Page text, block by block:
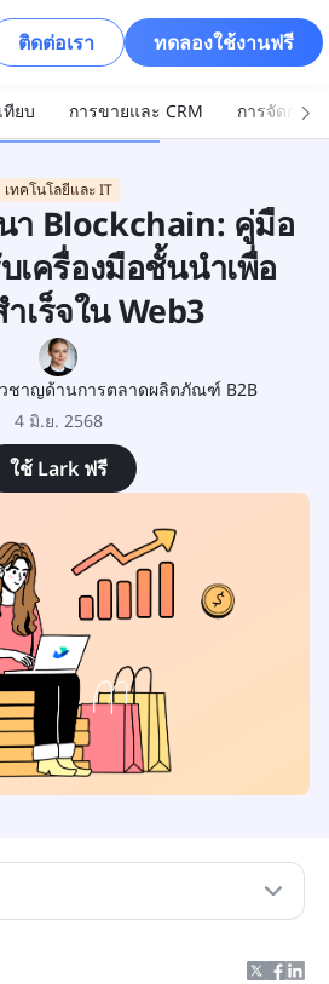
ติดต่อเรา ทดลองใช้งานฟรี
ทียบ การขายและ CRM การจัดการ
เทคโนโลยีและ IT
า Blockchain: คู่มือ
ครื่องมือชั้นนำเพื่อ
เร็จใน Web3
วชาญด้านการตลาดผลิตภัณฑ์ B2B
4 มิ.ย. 2568
ใช้ Lark ฟรี
ในเครื่องมือพัฒนาบล็อกเชน